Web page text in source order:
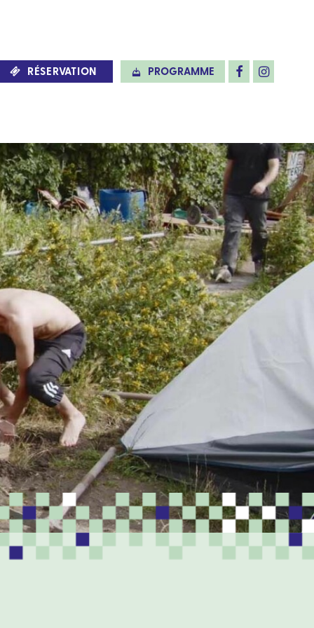
RÉSERVATION PROGRAMME